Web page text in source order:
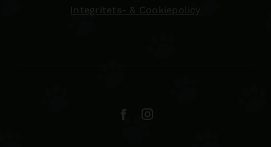
Integritets- & Cookiepolicy